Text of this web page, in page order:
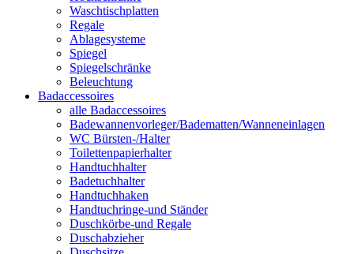
Waschtischplatten
Regale
Ablagesysteme
Spiegel
Spiegelschränke
Beleuchtung
Badaccessoires
alle Badaccessoires
Badewannenvorleger/Badematten/Wanneneinlagen
WC Bürsten-/Halter
Toilettenpapierhalter
Handtuchhalter
Badetuchhalter
Handtuchhaken
Handtuchringe-und Ständer
Duschkörbe-und Regale
Duschabzieher